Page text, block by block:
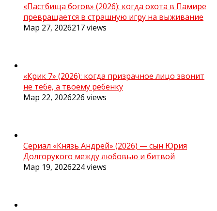
«Пастбища богов» (2026): когда охота в Памире
превращается в страшную игру на выживание
Мар 27, 2026217views
«Крик 7» (2026): когда призрачное лицо звонит
не тебе, а твоему ребенку
Мар 22, 2026226 views
Сериал «Князь Андрей» (2026) — сын Юрия
Долгорукого между любовью и битвой
Мар 19, 2026224views